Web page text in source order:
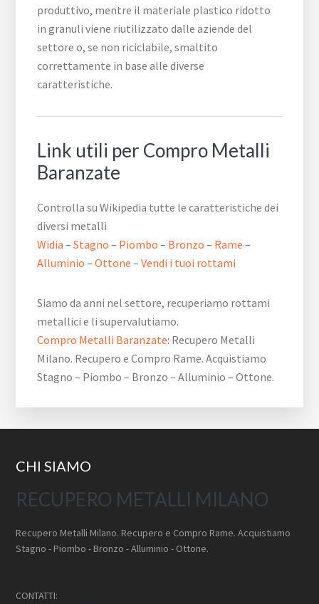
produttivo, mentre il materiale plastico ridotto
in granuli viene riutilizzato dalle aziende del
settore o, se non riciclabile, smaltito
correttamente in base alle diverse
caratteristiche.
Link utili per Compro Metalli
Baranzate
Controlla su Wikipedia tutte le caratteristiche dei
diversi metalli
Widia –Stagno – Piombo – Bronzo – Rame –
Alluminio –Ottone –Vendi i tuoi rottami
Siamo da anni nel settore, recuperiamo rottami
metallici e li supervalutiamo.
Compro Metalli Baranzate: Recupero Metalli
Milano. Recupero e Compro Rame. Acquistiamo
Stagno – Piombo – Bronzo – Alluminio – Ottone.
Footer
CHI SIAMO
RECUPERO METALLI MILANO
Recupero Metalli Milano. Recupero e Compro Rame. Acquistiamo
Stagno - Piombo - Bronzo - Alluminio - Ottone.
CONTATTI: